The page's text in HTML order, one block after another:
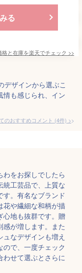
る
格と在庫を楽天でチェック >>
デザインから選ぶこ
情も感じられ、イン
のおすすめコメント (4件) >
をお探しでしたら
統工芸品で、上質な
。有名なブランド
花や繊細な和柄が描
心地も抜群です。贈
感が増します。また
ュなデザインも増え
で、一度チェック
わせて選ぶとさらに